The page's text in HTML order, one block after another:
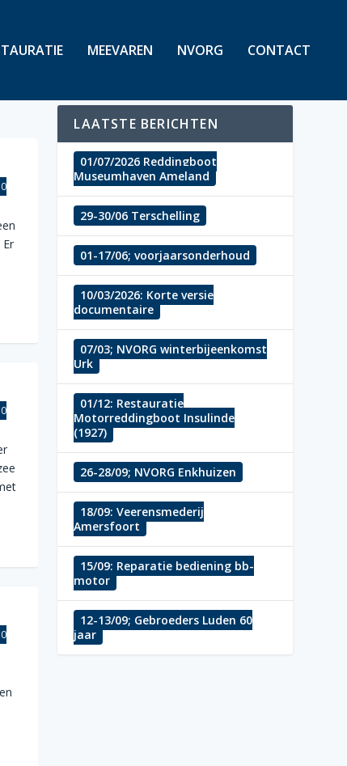
MEEVAREN NVORG CONTACT
0
0
0
LAATSTE BERICHTEN
01/07/2026 Reddingboot
Museumhaven Ameland
29-30/06 Terschelling
01-17/06; voorjaarsonderhoud
10/03/2026; Korte versie
documentaire
07/03; NVORG winterbijeenkomst
Urk
01/12; Restauratie
Motorreddingboot Insulinde
(1927)
26-28/09; NVORG Enkhuizen
18/09; Veerensmederij
Amersfoort
15/09; Reparatie bediening bb-
motor
12-13/09; Gebroeders Luden 60
jaar